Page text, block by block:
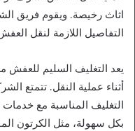
اثاث رخيصة. ويقوم فريق
التفاصيل اللازمة لنقل
يعد التغليف السليم للعفش
أثناء عملية النقل. تتمتع
التغليف المناسبة مع
بكل سهولة، مثل الكرتون